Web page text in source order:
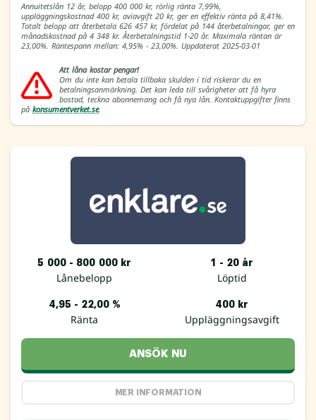
Annuitetslån 12 år, belopp 400 000 kr, rörlig ränta 7,99%,
uppläggningskostnad 400 kr, aviavgift 20 kr, ger en effektiv ränta på 8,41%.
Totalt belopp att återbetala 626 457 kr, fördelat på 144 återbetalningar, ger en
månadskostnad på 4 348 kr. Återbetalningstid 1-20 år. Maximala räntan är
23,00%. Räntespann mellan: 4,95% - 23,00%. Uppdaterat 2025-03-01
Att låna kostar pengar!
Om du inte kan betala tillbaka skulden i tid riskerar du en
betalningsanmärkning. Det kan leda till svårigheter att få hyra
bostad, teckna abonnemang och få nya lån. Kontaktuppgifter finns
på konsumentverket.se.
5 000 - 800 000 kr
Lånebelopp
1 - 20 år
Löptid
4,95 - 22,00 %
Ränta
400 kr
Uppläggningsavgift
ANSÖK NU
MER INFORMATION